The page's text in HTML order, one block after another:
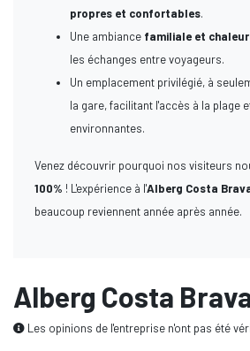
propres et confortables.
Une ambiance familiale et
les échanges entre voyageurs.
Un emplacement privilégié, à
la gare, facilitant l'accès à la plage
environnantes.
Venez découvrir pourquoi nos visiteurs
100% ! L'expérience à l'Alberg Costa
beaucoup reviennent année après année.
Alberg Costa
Les opinions de l'entreprise n'ont pas été